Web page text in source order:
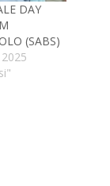
DAY
(SABS)